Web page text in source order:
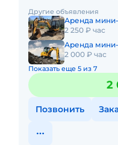
доставка эвакуатором о
Другие объявления
Аренда мини-
2 250 ₽ час
Аренда мини-
2 000 ₽ час
Показать еще 5 из 7
2
Позвонить